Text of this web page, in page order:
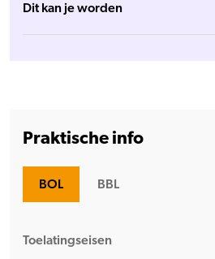
Dit kan je worden
Praktische info
BOL BBL
Toelatingseisen